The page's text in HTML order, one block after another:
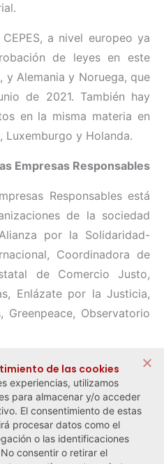
a nivel europeo ya
de leyes en este
y Alemania y Noruega, que
de 2021. También hay
en la misma materia en
Luxemburgo y Holanda.
Empresas Responsables
Responsables está
de la sociedad
por la Solidaridad-
Coordinadora de
de Comercio Justo,
Enlázate por la Justicia,
Greenpeace, Observatorio
Noticia siguiente →
de las cookies
experiencias, utilizamos
para almacenar y/o acceder
El consentimiento de estas
procesar datos como el
o las identificaciones
consentir o retirar el